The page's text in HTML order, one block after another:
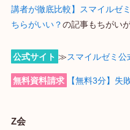
講者が徹底比較】スマイルゼ
ちらがいい？の記事もちがい
公式サイト ≫スマイルゼミ公
無料資料請求 【無料3分】失
Z会